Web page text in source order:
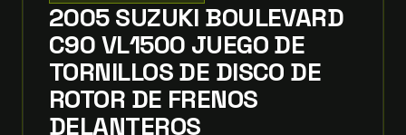
2005 SUZUKI BOULEVARD
C90 VL1500 JUEGO DE
TORNILLOS DE DISCO DE
ROTOR DE FRENOS
DELANTEROS